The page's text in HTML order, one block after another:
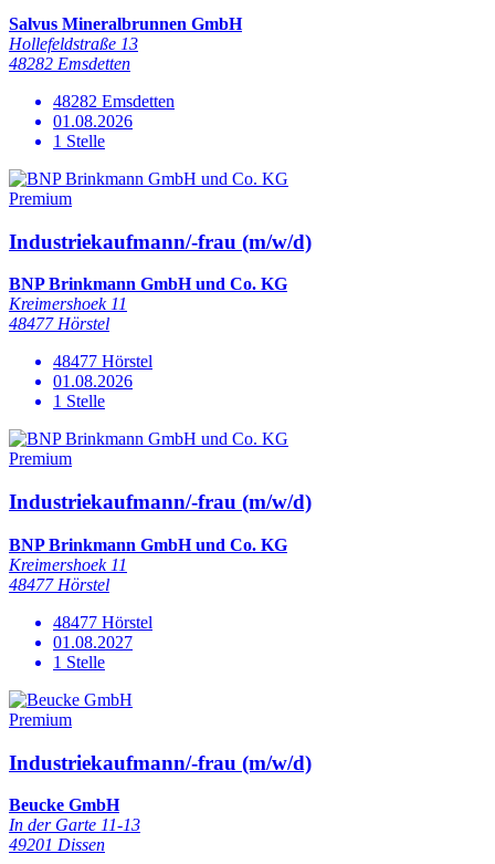
Salvus Mineralbrunnen GmbH
Hollefeldstraße 13
48282 Emsdetten
48282 Emsdetten
01.08.2026
1 Stelle
Premium
Industriekaufmann/-frau (m/w/d)
BNP Brinkmann GmbH und Co. KG
Kreimershoek 11
48477 Hörstel
48477 Hörstel
01.08.2026
1 Stelle
Premium
Industriekaufmann/-frau (m/w/d)
BNP Brinkmann GmbH und Co. KG
Kreimershoek 11
48477 Hörstel
48477 Hörstel
01.08.2027
1 Stelle
Premium
Industriekaufmann/-frau (m/w/d)
Beucke GmbH
In der Garte 11-13
49201 Dissen